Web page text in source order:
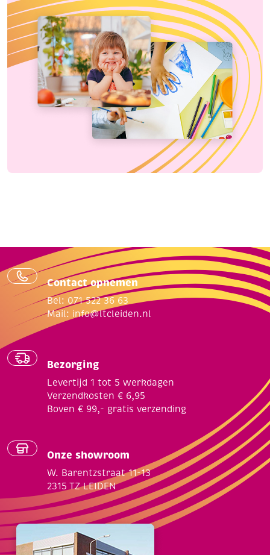
Contact opnemen
Bel: 071 522 36 63
Mail: info@ltcleiden.nl
Bezorging
Levertijd 1 tot 5 werkdagen
Verzendkosten € 6,95
Boven € 99,- gratis verzending
Onze showroom
W. Barentzstraat 11-13
2315 TZ LEIDEN